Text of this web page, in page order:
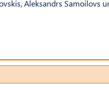
Aleksandrs Samoilovs